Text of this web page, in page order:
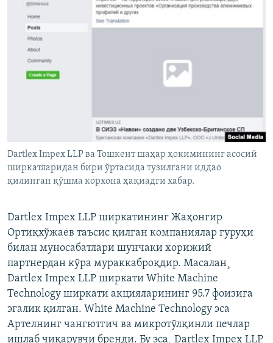
Dartlex Impex LLP ва Тошкент шаҳар ҳокимининг асосий
ширкатларидан бири ўртасида тузилгани иддао
қилинган қўшма корхона ҳақиадги хабар.
Dartlex Impex LLP ширкатининг Жаҳонгир
Ортиқхўжаев таъсис қилган компаниялар гуруҳи
билан муносабатлари шунчаки хорижий
партнердан кўра мураккаброқдир. Масалан¸
Dartlex Impex LLP ширкати White Machine
Technology ширкати акцияларининг 95.7 фоизига
эгалик қилган. White Machine Technology эса
Артелнинг чангютгич ва микротўлқинли печлар
ишлаб чиқарувчи бренди. Бу эса¸ Dartlex Impex LLP